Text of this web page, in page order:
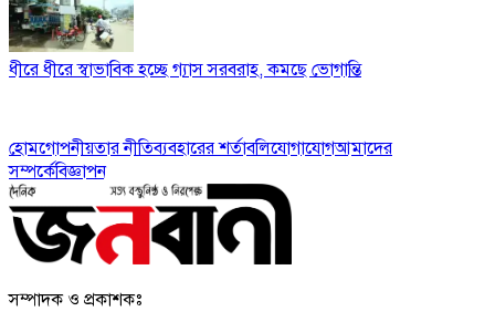
ধীরে ধীরে স্বাভাবিক হচ্ছে গ্যাস সরবরাহ, কমছে ভোগান্তি
হোমগোপনীয়তার নীতিব্যবহারের শর্তাবলিযোগাযোগআমাদের
সম্পর্কেবিজ্ঞাপন
সম্পাদক ও প্রকাশকঃ